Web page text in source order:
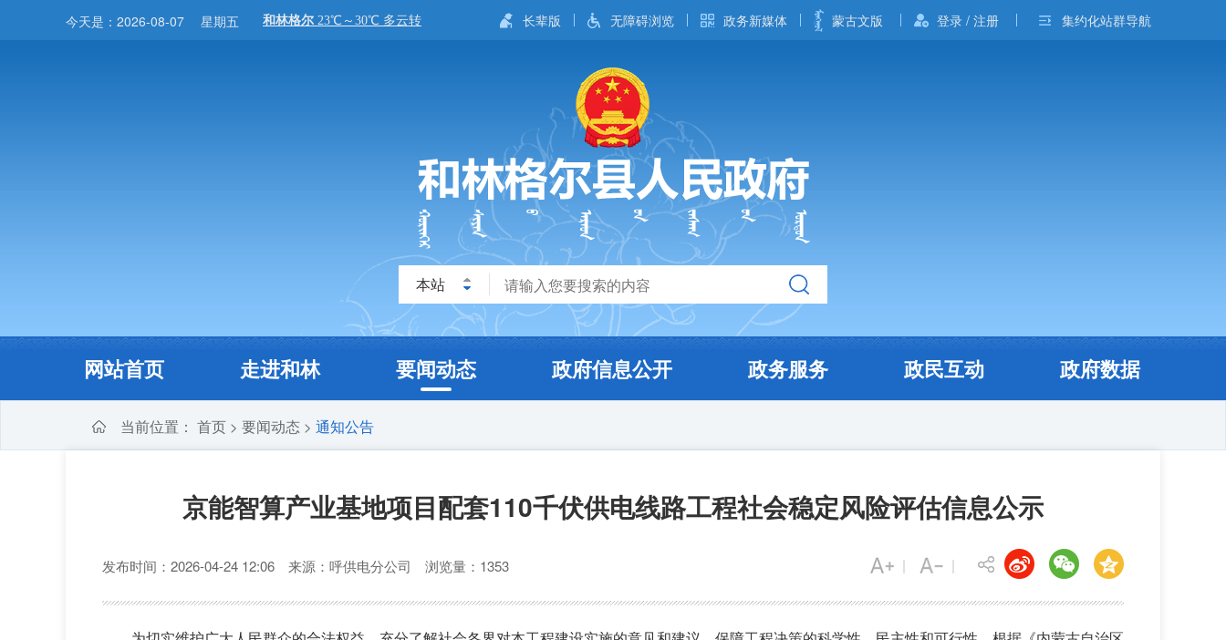
今天是： 2026-08-07 星期五 长辈版 无障碍浏览 政务新媒体 蒙古文版 登录 / 注册 集约化站群导航
本站
网站首页 走进和林 要闻动态 政府信息公开 政务服务 政民互动 政府数据
当前位置： 首页 > 要闻动态 > 通知公告
京能智算产业基地项目配套110千伏供电线路工程社会稳定风险评估信息公示
发布时间：2026-04-24 12:06 来源：呼供电分公司 浏览量：1353